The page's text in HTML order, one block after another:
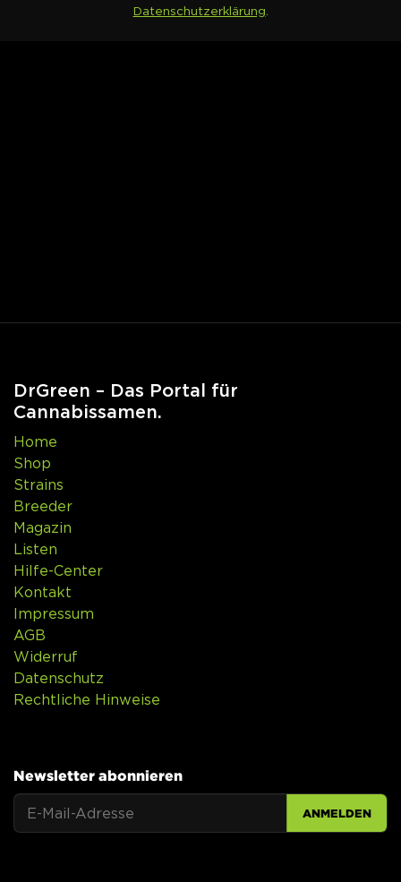
Kein Produkt definiert
DrGreen – Das Portal für
Cannabissamen.
Home
Shop
Strains
Breeder
Magazin
Listen
Hilfe-Center
Kontakt
Impressum
AGB
Widerruf
Datenschutz
Rechtliche Hinweise
Newsletter abonnieren
ANMELDEN
Datenschutzerklärung